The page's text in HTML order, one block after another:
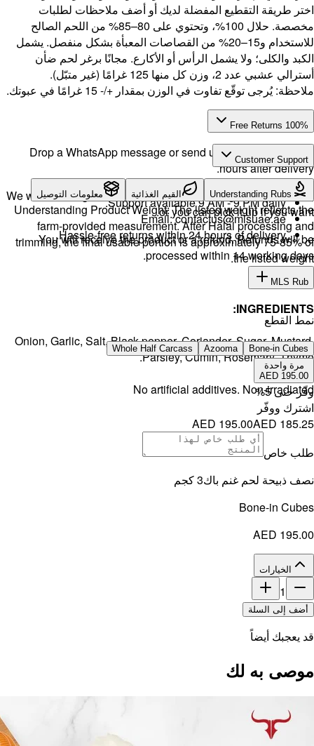
من اللحم الصالح
منفصل. يشمل
ضأن
Drop
We will
You
farm-
trimming,
Onion,